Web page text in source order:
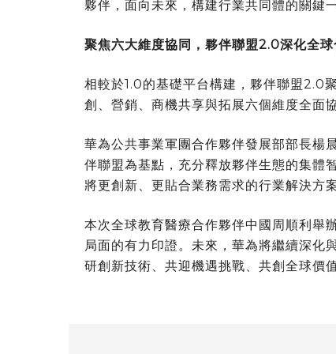
夥伴，面向未來，構建行業共同體的關鍵一
聚焦六大維度協同， 夥伴聯盟2.0深化全球
相較於1.0的基礎平台構建， 夥伴聯盟2.0
創、營銷、商機共享與拓展六個維度全面
華為公共事業軍團合作夥伴發展部部長楊
伴聯盟為基點，充分釋放夥伴生態的集體
將更創新、更貼合業務需求的行業解決方
本次全球教育醫療合作夥伴中國周順利舉
局面的有力印證。未來，華為將繼續深化
研創新技術、共迎機遇挑戰、共創全球價